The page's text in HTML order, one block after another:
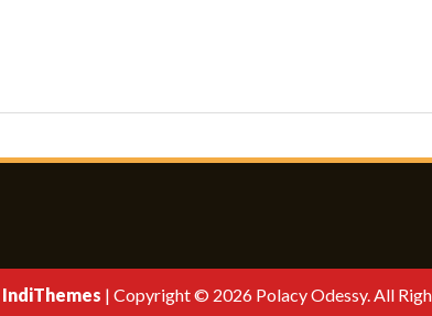
IndiThemes | Copyright © 2026 Polacy Odessy. All